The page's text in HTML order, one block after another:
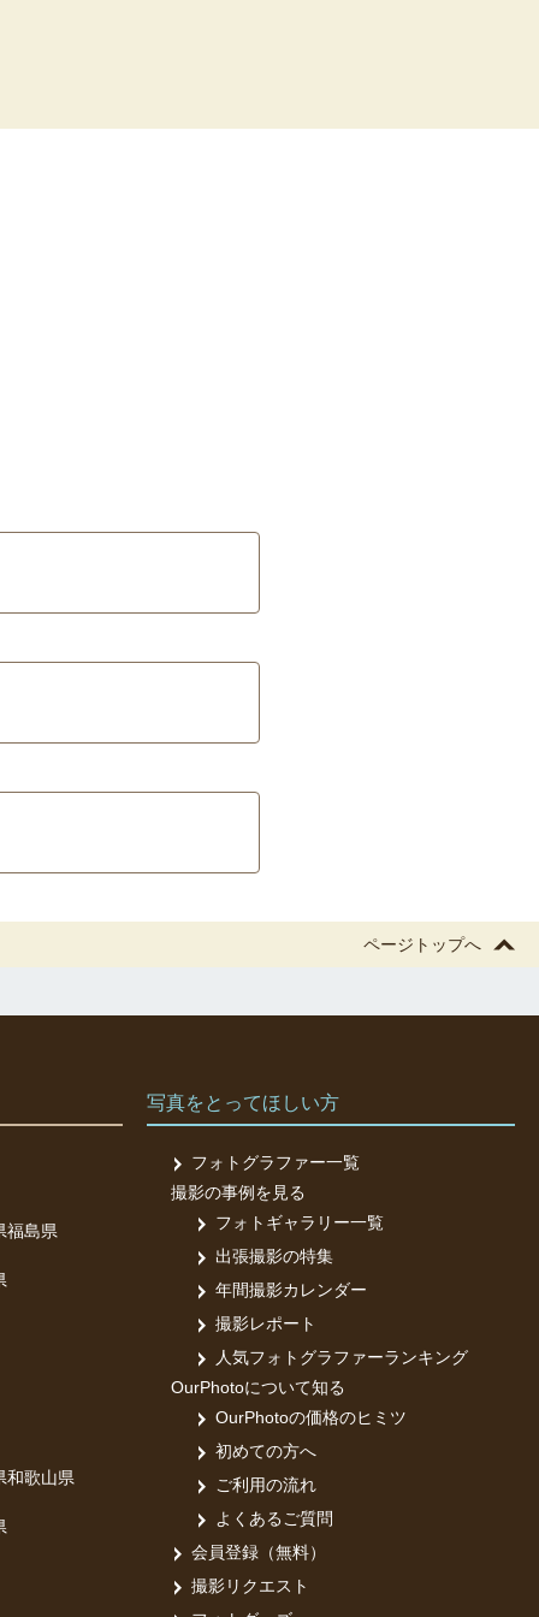
ページトップへ
福島県
和歌山県
写真をとってほしい方
フォトグラファー一覧
撮影の事例を見る
フォトギャラリー一覧
出張撮影の特集
年間撮影カレンダー
撮影レポート
人気フォトグラファーランキング
OurPhotoについて知る
OurPhotoの価格のヒミツ
初めての方へ
ご利用の流れ
よくあるご質問
会員登録（無料）
撮影リクエスト